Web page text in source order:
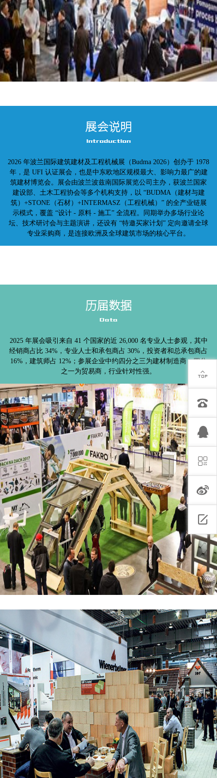
展会说明
Introduction
2026 年波兰国际建筑建材及工程机械展（Budma 2026）创办于 1978
年，是 UFI 认证展会，也是中东欧地区规模最大、影响力最广的建
筑建材博览会。展会由波兰波兹南国际展览公司主办，获波兰国家
建设部、土木工程协会等多个机构支持，以 “BUDMA（建材与建
筑）+STONE（石材）+INTERMASZ（工程机械）” 的全产业链展
示模式，覆盖 “设计 - 原料 - 施工” 全流程。同期举办多场行业论
坛、技术研讨会与主题演讲，还设有 “特邀买家计划” 定向邀请全球
专业采购商，是连接欧洲及全球建筑市场的核心平台。
历届数据
Data
2025 年展会吸引来自 41 个国家的近 26,000 名专业人士参观，其中
经销商占比 34%，专业人士和承包商占 30%，投资者和总承包商占
16%，建筑师占 12%；参展企业中约四分之三为建材制造商，四分
之一为贸易商，行业针对性强。